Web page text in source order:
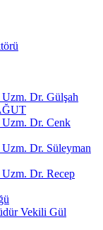
Uzm. Dr. Gülşah
Uzm. Dr. Cenk
Uzm. Dr. Süleyman
Uzm. Dr. Recep
Vekili Gül